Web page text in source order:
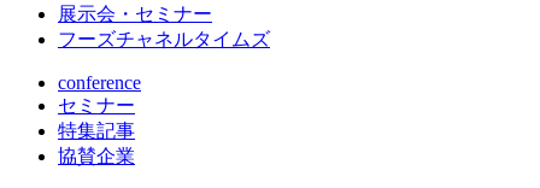
展示会・セミナー
フーズチャネルタイムズ
conference
セミナー
特集記事
協賛企業